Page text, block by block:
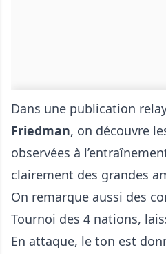
Dans une publication
Friedman, on découvre
observées à
clairement des grandes
On remarque aussi des
Tournoi des 4 nations,
En attaque, le ton est